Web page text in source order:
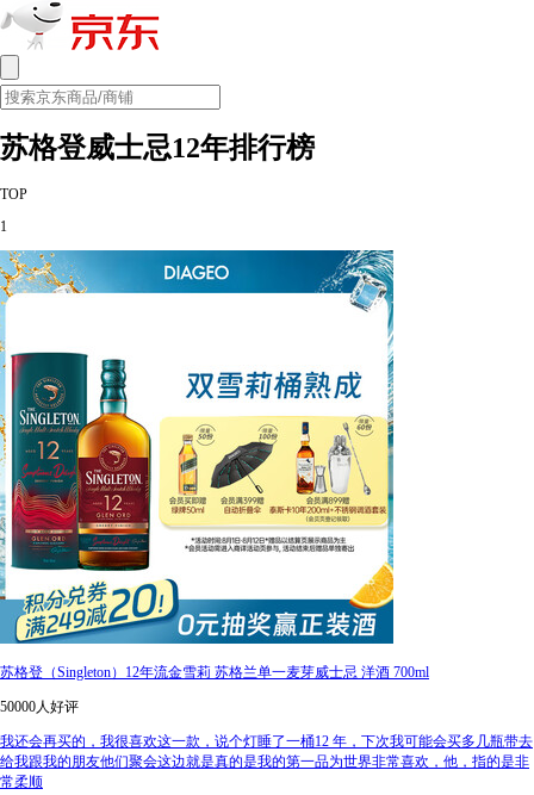
苏格登威士忌12年排行榜
TOP
1
苏格登（Singleton）12年流金雪莉 苏格兰单一麦芽威士忌 洋酒 700ml
50000人好评
我还会再买的，我很喜欢这一款，说个灯睡了一桶12 年，下次我可能会买多几瓶带去
给我跟我的朋友他们聚会这边就是真的是我的第一品为世界非常喜欢，他，指的是非
常柔顺